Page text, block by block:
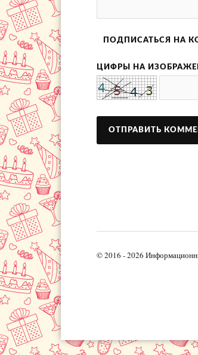
ПОДПИСАТЬСЯ НА
ЦИФРЫ НА
© 2016 - 2026